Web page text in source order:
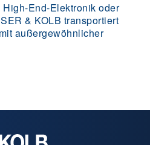
End-Elektronik oder
& KOLB transportiert
außergewöhnlicher